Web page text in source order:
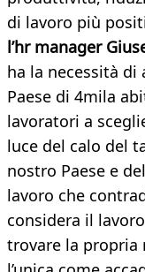
di lavoro più
l’hr manager
ha la necessità
Paese di 4mila
lavoratori a
luce del calo del
nostro Paese e
lavoro che
considera il
trovare la propria